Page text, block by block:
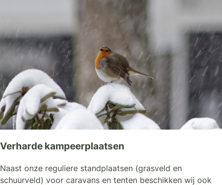
Verharde kampeerplaatsen
Naast onze reguliere standplaatsen (grasveld en
schuurveld) voor caravans en tenten beschikken wij ook